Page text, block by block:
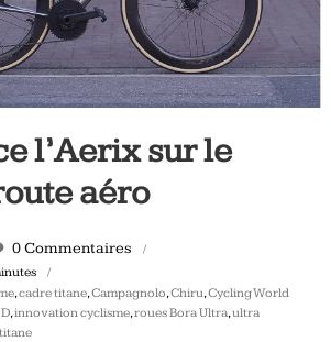
l’Aerix sur le
aéro
0 Commentaires
,cadre titane,Campagnolo,Chiru,Cycling World
,innovation cyclisme,roues Bora Ultra,ultra